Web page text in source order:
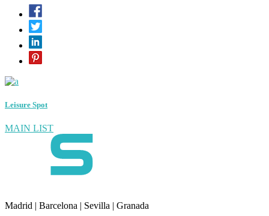
Leisure Spot
MAIN LIST
Madrid | Barcelona | Sevilla | Granada